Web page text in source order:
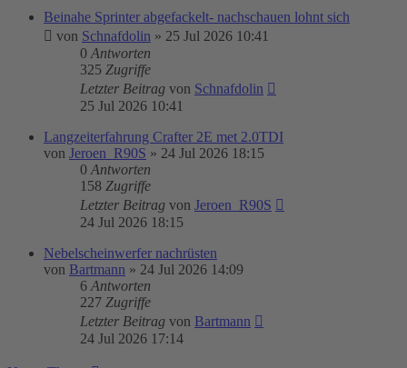
Beinahe Sprinter abgefackelt- nachschauen lohnt sich
von Schnafdolin » 25 Jul 2026 10:41
0 Antworten
325 Zugriffe
Letzter Beitrag von Schnafdolin
25 Jul 2026 10:41
Langzeiterfahrung Crafter 2E met 2.0TDI
von Jeroen_R90S » 24 Jul 2026 18:15
0 Antworten
158 Zugriffe
Letzter Beitrag von Jeroen_R90S
24 Jul 2026 18:15
Nebelscheinwerfer nachrüsten
von Bartmann » 24 Jul 2026 14:09
6 Antworten
227 Zugriffe
Letzter Beitrag von Bartmann
24 Jul 2026 17:14